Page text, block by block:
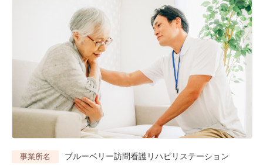
事業所名 ブルーベリー訪問看護リハビリステーション